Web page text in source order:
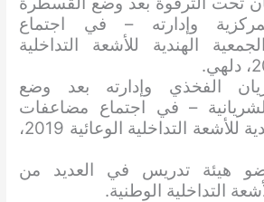
وإدارته – في اجتماع
الهندية للأشعة التداخلية
الفخذي وإدارته بعد وضع
– في اجتماع مضاعفات
الجمعية الهندية للأشعة التداخلية الوعائية 2019،
هيئة تدريس في العديد من
التداخلية الوطنية.